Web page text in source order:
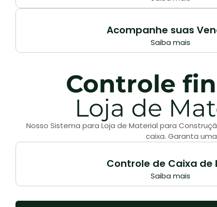
Acompanhe suas
Saiba mais
Controle
Loja de
Nosso Sistema para Loja de Material para
caixa. Garanta
Controle de Caixa de
Saiba mais